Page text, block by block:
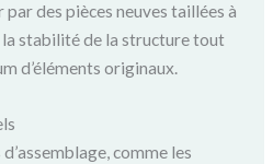
des pièces neuves taillées à
stabilité de la structure tout
d’éléments originaux.
comme les